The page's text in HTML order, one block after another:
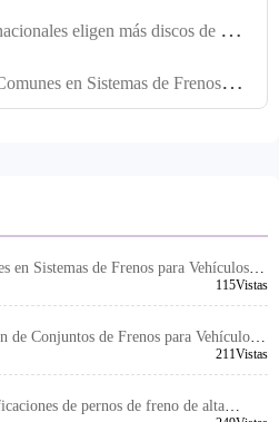
¿
Por qué los clientes internacionales eligen más discos de freno de acero alto en carbono?
G
uía Completa de Fallos Comunes en Sistemas de Frenos para Vehículos Comerciales: De la Falla por Alta Temperatura a Problemas de Ruido y Polvo
en Sistemas de Frenos para Vehículos
a Problemas de Ruido y115Vistas
de Conjuntos de Frenos para Vehículos
211Vistas
de pernos de freno de alta